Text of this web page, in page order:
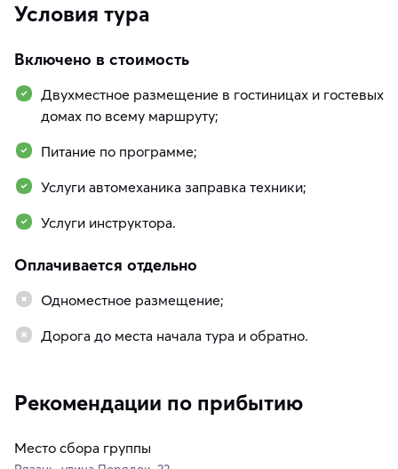
Условия тура
Включено в стоимость
Двухместное размещение в гостиницах и гостевых
домах по всему маршруту;
Питание по программе;
Услуги автомеханика заправка техники;
Услуги инструктора.
Оплачивается отдельно
Одноместное размещение;
Дорога до места начала тура и обратно.
Рекомендации по прибытию
Место сбора группы